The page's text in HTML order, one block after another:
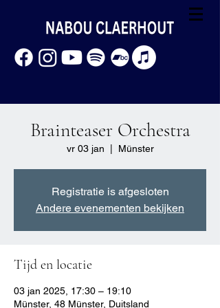
Brainteaser Orchestra
vr 03 jan Münster
Registratie is afgesloten
Andere evenementen bekijken
Tijd en locatie
03 jan 2025, 17:30 – 19:10
Münster, 48 Münster, Duitsland